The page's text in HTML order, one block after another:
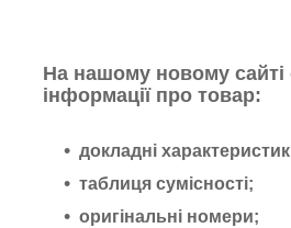
На нашому новому
інформації про товар:
докладні
таблиця сумісності;
оригінальні номери;